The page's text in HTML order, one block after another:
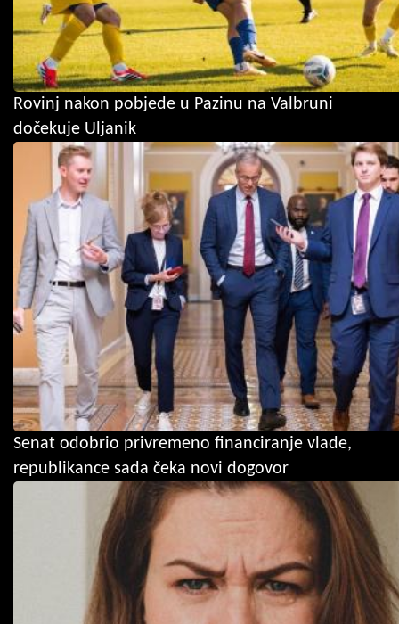
Rovinj nakon pobjede u Pazinu na Valbruni
dočekuje Uljanik
Senat odobrio privremeno financiranje vlade,
republikance sada čeka novi dogovor